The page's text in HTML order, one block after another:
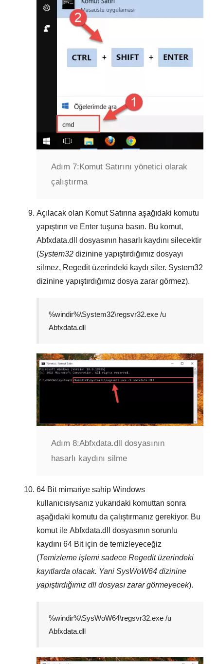
Adım 7:Komut Satırını yönetici olarak
çalıştırma
Açılacak olan Komut Satırına aşağıdaki komutu
yapıştırın ve Enter tuşuna basın. Bu komut,
Abfxdata.dll
dosyasının hasarlı kaydını silecektir
(System32 dizinine yapıştırdığımız dosyayı
silmez, Regeditüzerindeki kaydı siler. System32
dizinine yapıştırdığımız dosya zarar görmez).
%windir%\System32\regsvr32.exe /u
Abfxdata.dll
Adım 8:Abfxdata.dll dosyasının
hasarlı kaydını silme
64 Bitmimariye sahip Windows
kullanıcısıysanız yukarıdaki komuttan sonra
aşağıdaki komutu da çalıştırmanız gerekiyor. Bu
komut ile Abfxdata.dll
dosyasının sorunlu
kaydını 64 Bitiçin de temizleyeceğiz
(Temizleme işlemi sadece Regeditüzerindeki
kayıtlarda olacak. Yani SysWoW64 dizinine
yapıştırdığımız dll dosyası zarar görmeyecek).
%windir%\SysWoW64\regsvr32.exe /u
Abfxdata.dll